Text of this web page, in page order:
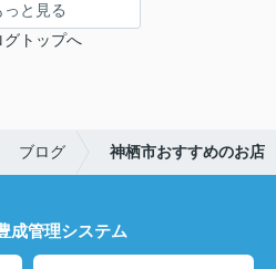
っと見る
グトップへ
ブログ 神栖市おすすめのお店
成管理システム